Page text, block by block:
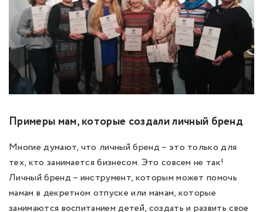
Примеры мам, которые создали личный бренд
Многие думают, что личный бренд – это только для
тех, кто занимается бизнесом. Это совсем не так!
Личный бренд – инструмент, которым может помочь
мамам в декретном отпуске или мамам, которые
занимаются воспитанием детей, создать и развить свое